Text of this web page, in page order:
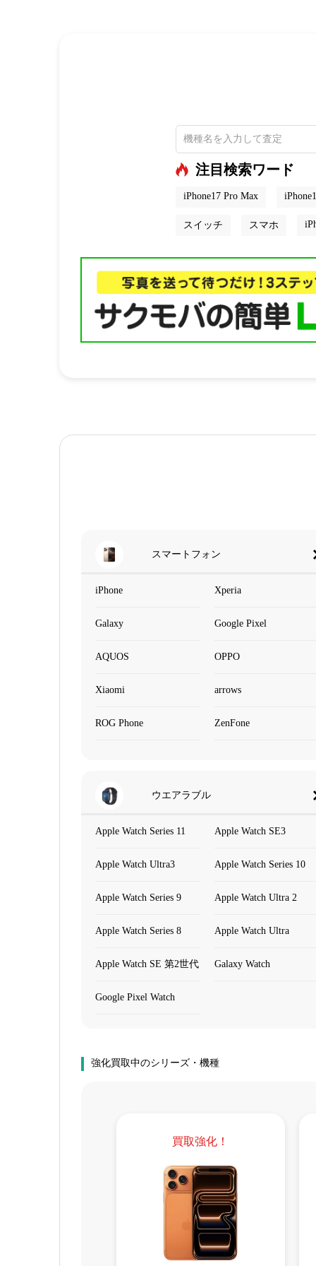
注目検索ワード
iPhone17 Pro Max
スイッチ スマホ
スマートフォン
iPhone Xperia
Galaxy Google Pixel
AQUOS OPPO
Xiaomi arrows
ROG Phone ZenFone
ウエアラブル
Apple Watch Series 11 Apple Watch SE3
Apple Watch Ultra3 Apple Watch Series 10
Apple Watch Series 9 Apple Watch Ultra 2
Apple Watch Series 8 Apple Watch Ultra
Apple Watch SE 第2世代 Galaxy Watch
Google Pixel Watch
強化買取中のシリーズ・機種
買取強化！